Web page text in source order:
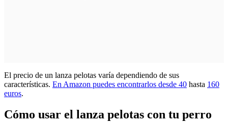
El precio de un lanza pelotas varía dependiendo de sus
características. En Amazon puedes encontrarlos desde 40 hasta 160
euros.
Cómo usar el lanza pelotas con tu perro